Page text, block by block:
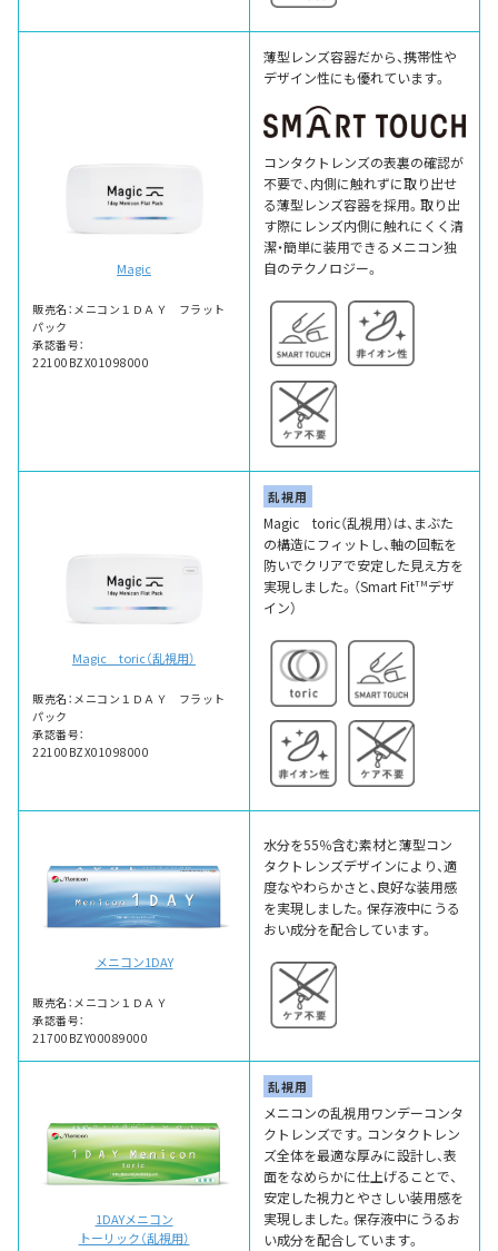
Magic
販売名：メニコン１ＤＡＹ フラット
パック
承認番号：
22100BZX01098000
薄型レンズ容器だから、携帯性や
デザイン性にも優れています。
コンタクトレンズの表裏の確認が
不要で、内側に触れずに取り出せ
る薄型レンズ容器を採用。取り出
す際にレンズ内側に触れにくく清
潔・簡単に装用できるメニコン独
自のテクノロジー。
Magic toric（乱視用）
販売名：メニコン１ＤＡＹ フラット
パック
承認番号：
22100BZX01098000
乱視用
Magic toric（乱視用）は、まぶた
の構造にフィットし、軸の回転を
防いでクリアで安定した見え方を
実現しました。（Smart FitTMデザ
イン）
メニコン1DAY
販売名：メニコン１ＤＡＹ
承認番号：
21700BZY00089000
水分を55％含む素材と薄型コン
タクトレンズデザインにより、適
度なやわらかさと、良好な装用感
を実現しました。保存液中にうる
おい成分を配合しています。
1DAYメニコン
トーリック（乱視用）
乱視用
メニコンの乱視用ワンデーコンタ
クトレンズです。コンタクトレン
ズ全体を最適な厚みに設計し、表
面をなめらかに仕上げることで、
安定した視力とやさしい装用感を
実現しました。保存液中にうるお
い成分を配合しています。